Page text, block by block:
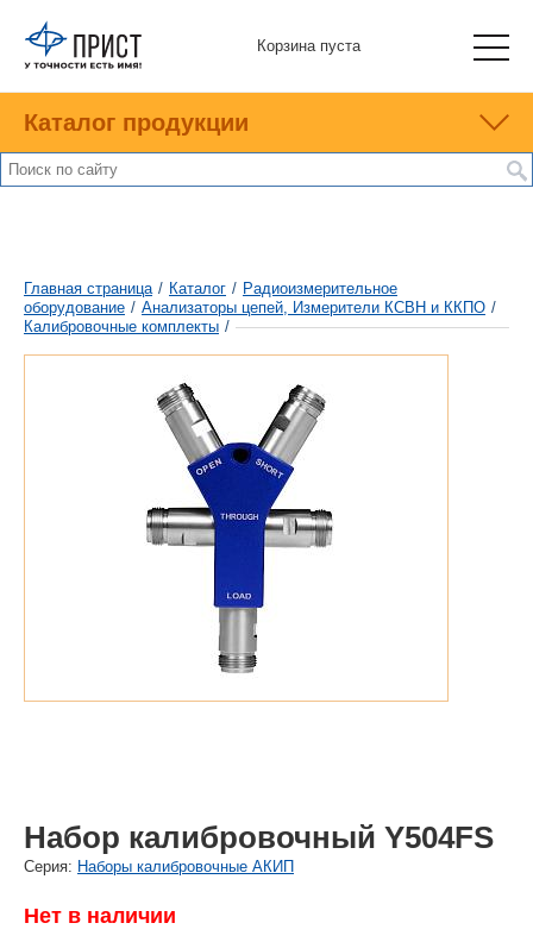
Корзина пуста
Каталог продукции
Главная страница / Каталог / Радиоизмерительное
оборудование / Анализаторы цепей, Измерители КСВН и ККПО /
Калибровочные комплекты /
Набор калибровочный Y504FS
Cерия: Наборы калибровочные АКИП
Нет в наличии